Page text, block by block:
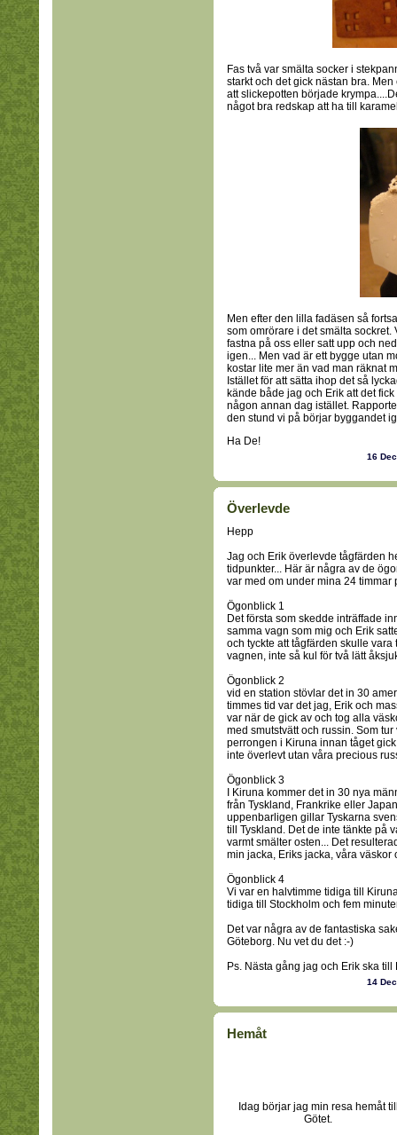
Fas två var smälta socker i
starkt och det gick nästan bra.
att slickepotten började
något bra redskap att ha till
Men efter den lilla fadäsen så
som omrörare i det smälta
fastna på oss eller satt upp och
igen... Men vad är ett bygge utan
kostar lite mer än vad man räknat
Istället för att sätta ihop det så
kände både jag och Erik att det
någon annan dag istället.
den stund vi på börjar byggandet
Ha De!
16
Överlevde
Hepp
Jag och Erik överlevde tågfärden
tidpunkter... Här är några av de
var med om under mina 24 timmar
Ögonblick 1
Det första som skedde inträffade
samma vagn som mig och Erik
och tyckte att tågfärden skulle
vagnen, inte så kul för två lätt
Ögonblick 2
vid en station stövlar det in 30
timmes tid var det jag, Erik och
var när de gick av och tog alla
med smutstvätt och russin. Som
perrongen i Kiruna innan tåget
inte överlevt utan våra precious
Ögonblick 3
I Kiruna kommer det in 30 nya
från Tyskland, Frankrike eller
uppenbarligen gillar Tyskarna
till Tyskland. Det de inte tänkte på
varmt smälter osten... Det
min jacka, Eriks jacka, våra väskor
Ögonblick 4
Vi var en halvtimme tidiga till
tidiga till Stockholm och fem
Det var några av de fantastiska
Göteborg. Nu vet du det :-)
Ps. Nästa gång jag och Erik ska
14
Hemåt
Idag börjar jag min resa hemåt
Götet.